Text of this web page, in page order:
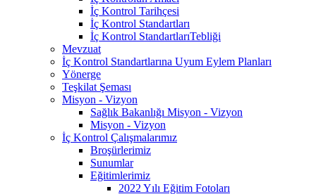
İç Kontrol Tarihçesi
İç Kontrol Standartları
İç Kontrol StandartlarıTebliği
Mevzuat
İç Kontrol Standartlarına Uyum Eylem Planları
Yönerge
Teşkilat Şeması
Misyon - Vizyon
Sağlık Bakanlığı Misyon - Vizyon
Misyon - Vizyon
İç Kontrol Çalışmalarımız
Broşürlerimiz
Sunumlar
Eğitimlerimiz
2022 Yılı Eğitim Fotoları